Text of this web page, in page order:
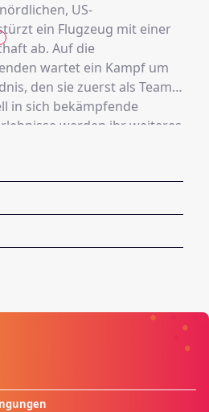
US-
ein Flugzeug mit einer
ab. Auf die
wartet ein Kampf um
den sie zuerst als Team
in sich bekämpfende
werden ihr weiteres
in die „normale
täglich mit den
Erlebnisse klar